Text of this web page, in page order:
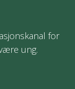
for
ung.